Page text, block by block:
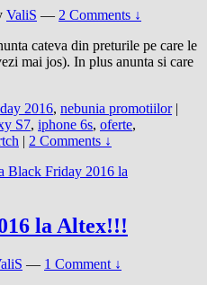
ValiS — 2 Comments ↓
cateva din preturile pe care le
mai jos). In plus anunta si care
2016, nebunia promotiilor |
S7, iphone 6s, oferte,
| 2 Comments ↓
la Altex!!!
— 1 Comment ↓